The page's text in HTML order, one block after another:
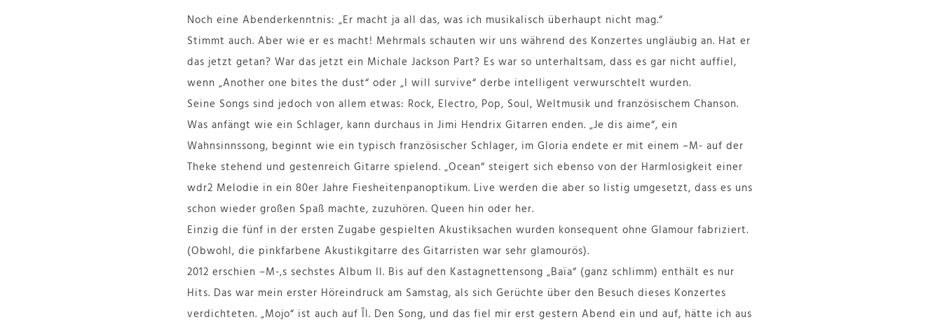
Noch eine Abenderkenntnis: „Er macht ja all das, was ich musikalisch überhaupt nicht mag.“
Stimmt auch. Aber wie er es macht! Mehrmals schauten wir uns während des Konzertes ungläubig an. Hat er
das jetzt getan? War das jetzt ein Michale Jackson Part? Es war so unterhaltsam, dass es gar nicht auffiel,
wenn „Another one bites the dust“ oder „I will survive“ derbe intelligent verwurschtelt wurden.
Seine Songs sind jedoch von allem etwas: Rock, Electro, Pop, Soul, Weltmusik und französischem Chanson.
Was anfängt wie ein Schlager, kann durchaus in Jimi Hendrix Gitarren enden. „Je dis aime“, ein
Wahnsinnssong, beginnt wie ein typisch französischer Schlager, im Gloria endete er mit einem –M- auf der
Theke stehend und gestenreich Gitarre spielend. „Ocean“ steigert sich ebenso von der Harmlosigkeit einer
wdr2 Melodie in ein 80er Jahre Fiesheitenpanoptikum. Live werden die aber so listig umgesetzt, dass es uns
schon wieder großen Spaß machte, zuzuhören. Queen hin oder her.
Einzig die fünf in der ersten Zugabe gespielten Akustiksachen wurden konsequent ohne Glamour fabriziert.
(Obwohl, die pinkfarbene Akustikgitarre des Gitarristen war sehr glamourös).
2012 erschien –M-‚s sechstes Album Il. Bis auf den Kastagnettensong „Baïa“ (ganz schlimm) enthält es nur
Hits. Das war mein erster Höreindruck am Samstag, als sich Gerüchte über den Besuch dieses Konzertes
verdichteten. „Mojo“ ist auch auf Îl. Den Song, und das fiel mir erst gestern Abend ein und auf, hätte ich aus